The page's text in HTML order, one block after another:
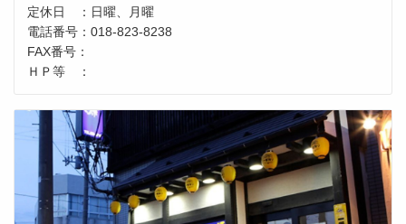
定休日 ：日曜、月曜
電話番号：018-823-8238
FAX番号：
ＨＰ等 ：